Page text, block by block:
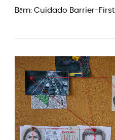
Bēm: Cuidado Barrier-First